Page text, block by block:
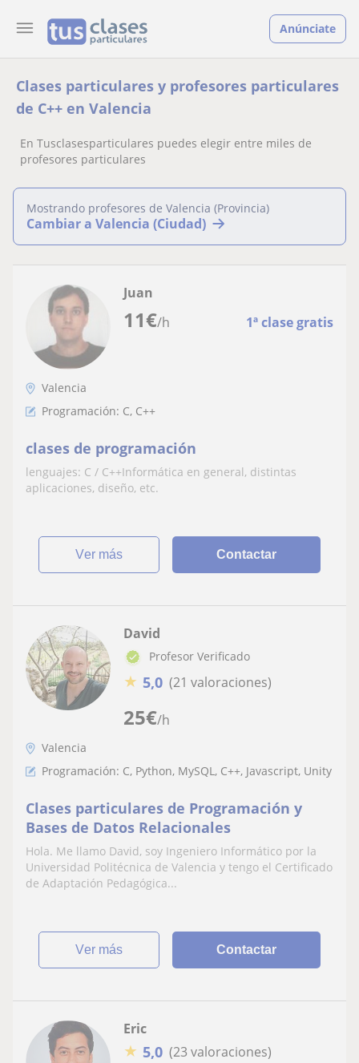
Anúnciate
Clases particulares y profesores particulares
de C++ en Valencia
En Tusclasesparticulares puedes elegir entre miles de
profesores particulares
Mostrando profesores de Valencia (Provincia)
Cambiar a Valencia (Ciudad)
11€/h 1ª clase gratis
Juan
Valencia
Programación: C, C++
clases de programación
lenguajes: C / C++Informática en general, distintas
aplicaciones, diseño, etc.
ver más Contactar
25€/h
David
Profesor Verificado
★ 5,0 (21 valoraciones)
Valencia
Programación: C, Python, MySQL, C++, Javascript, Unity
Clases particulares de Programación y
Bases de Datos Relacionales
Hola. Me llamo David, soy Ingeniero Informático por la
Universidad Politécnica de Valencia y tengo el Certificado
de Adaptación Pedagógica...
ver más Contactar
Eric
★ 5,0 (23 valoraciones)